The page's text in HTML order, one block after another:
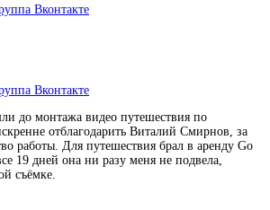
Вконтакте
Вконтакте
до монтажа видео путешествия по
отблагодарить Виталий Смирнов, за
работы. Для путешествия брал в аренду Go
19 дней она ни разу меня не подвела,
съёмке.